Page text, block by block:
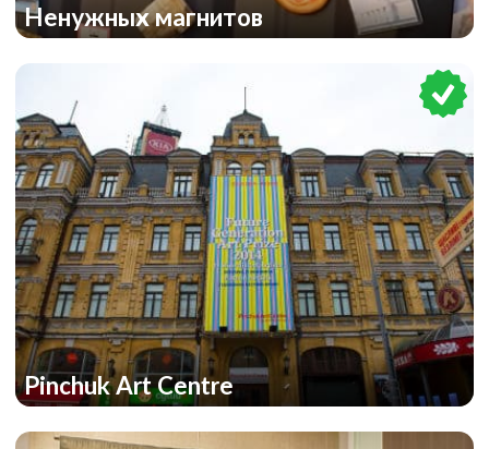
Ненужных магнитов
Pinchuk Art Centre